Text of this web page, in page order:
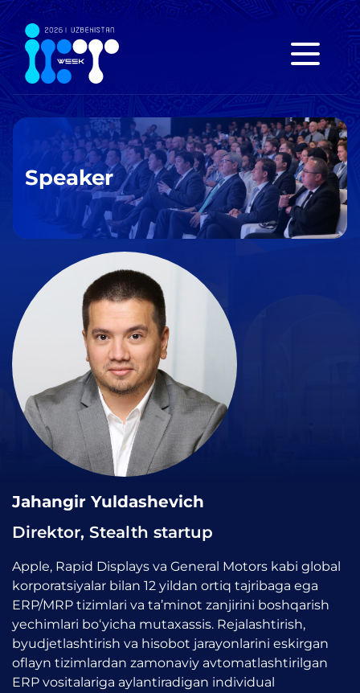
Speaker
Jahangir Yuldashevich
Direktor, Stealth startup
Apple, Rapid Displays va General Motors kabi global
korporatsiyalar bilan 12 yildan ortiq tajribaga ega
ERP/MRP tizimlari va ta’minot zanjirini boshqarish
yechimlari bo‘yicha mutaxassis. Rejalashtirish,
byudjetlashtirish va hisobot jarayonlarini eskirgan
oflayn tizimlardan zamonaviy avtomatlashtirilgan
ERP vositalariga aylantiradigan individual